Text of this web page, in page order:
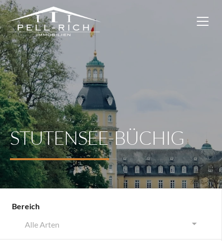
STUTENSEE-BÜCHIG
Bereich
Alle Arten